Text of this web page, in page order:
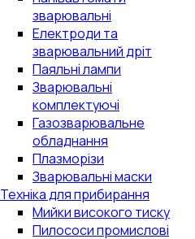
зварювальні
Електроди та
зварювальний дріт
Паяльні лампи
Зварювальні
комплектуючі
Газозварювальне
обладнання
Плазморізи
Зварювальні маски
Техніка для прибирання
Мийки високого тиску
Пилососи промислові